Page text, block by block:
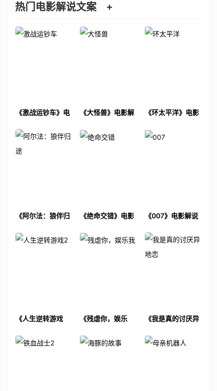
热门电影解说文案 +
《激战运钞车》电
《大怪兽》电影解
《环太平洋》电影
《阿尔法：狼伴归
《绝命交错》电影
《007》电影解说
《人生逆转游戏
《残虐你，娱乐
《我是真的讨厌异
案